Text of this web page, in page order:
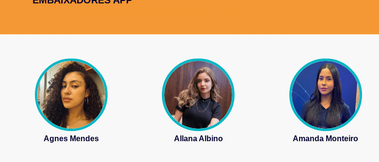
Agnes Mendes Allana Albino Amanda Monteiro